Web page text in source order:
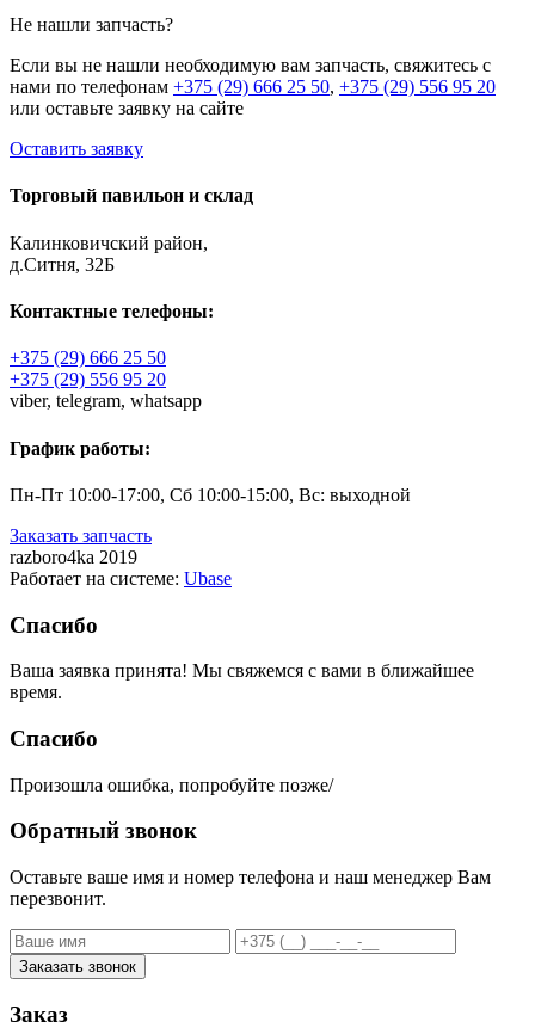
Не нашли запчасть?
Если вы не нашли необходимую вам запчасть, свяжитесь с
нами по телефонам +375 (29) 666 25 50, +375 (29) 556 95 20
или оставьте заявку на сайте
Оставить заявку
Торговый павильон и склад
Калинковичский район,
д.Ситня, 32Б
Контактные телефоны:
+375 (29) 666 25 50
+375 (29) 556 95 20
viber, telegram, whatsapp
График работы:
Пн-Пт 10:00-17:00, Сб 10:00-15:00, Вс: выходной
Заказать запчасть
razboro4ka 2019
Работает на системе: Ubase
Спасибо
Ваша заявка принята! Мы свяжемся с вами в ближайшее
время.
Спасибо
Произошла ошибка, попробуйте позже/
Обратный звонок
Оставьте ваше имя и номер телефона и наш менеджер Вам
перезвонит.
Заказать звонок
Заказ